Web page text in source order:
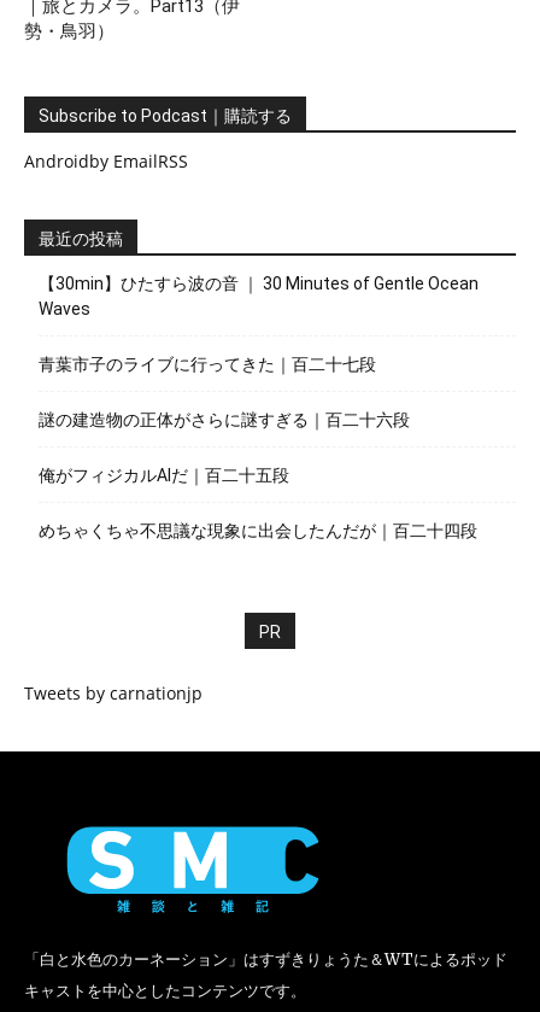
｜旅とカメラ。Part13（伊
勢・鳥羽）
Subscribe to Podcast｜購読する
Androidby EmailRSS
最近の投稿
【30min】ひたすら波の音 ｜ 30 Minutes of Gentle Ocean
Waves
青葉市子のライブに行ってきた｜百二十七段
謎の建造物の正体がさらに謎すぎる｜百二十六段
俺がフィジカルAIだ｜百二十五段
めちゃくちゃ不思議な現象に出会したんだが｜百二十四段
PR
Tweets by carnationjp
「白と水色のカーネーション」はすずきりょうた＆WTによるポッド
キャストを中心としたコンテンツです。